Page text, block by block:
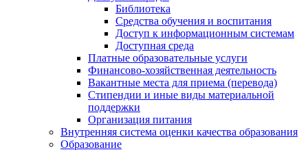
Библиотека
Средства обучения и воспитания
Доступ к информационным системам
Доступная среда
Платные образовательные услуги
Финансово-хозяйственная деятельность
Вакантные места для приема (перевода)
Стипендии и иные виды материальной
поддержки
Организация питания
Внутренняя система оценки качества образования
Образование